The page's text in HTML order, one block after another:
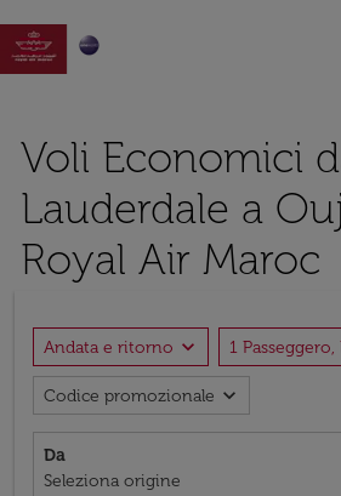

Voli Economici
Lauderdale a
Royal Air Maroc
Andata e ritorno expand_more 1
Codice promozionale expand_more
Da
Seleziona origine